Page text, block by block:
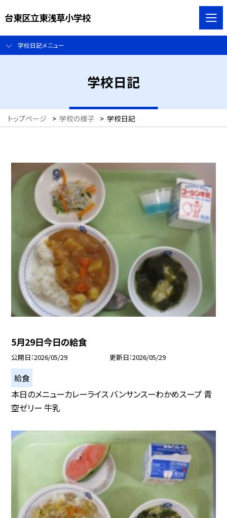
台東区立東浅草小学校
学校日記メニュー
学校日記
トップページ > 学校の様子 > 学校日記
5月29日今日の給食
公開日 2026/05/29 更新日 2026/05/29
給食
本日のメニューカレーライス バンサンスーわかめスープ 青
空ゼリー 牛乳